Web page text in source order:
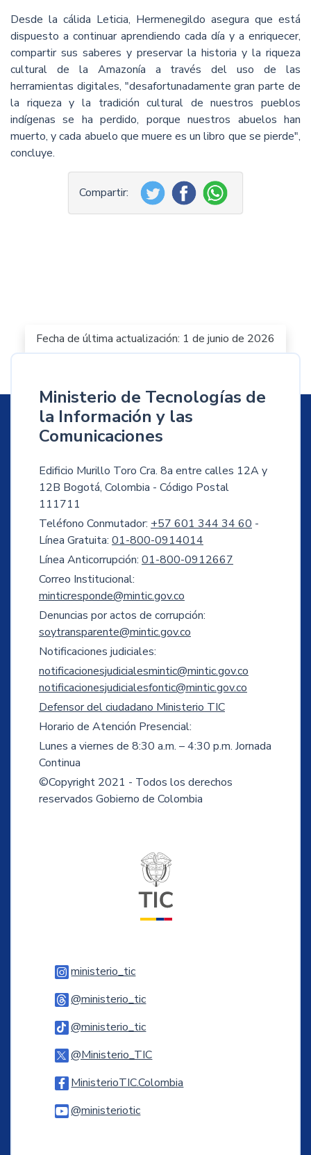
Desde la cálida Leticia, Hermenegildo asegura que está
dispuesto a continuar aprendiendo cada día y a enriquecer,
compartir sus saberes y preservar la historia y la riqueza
cultural de la Amazonía a través del uso de las
herramientas digitales, "desafortunadamente gran parte de
la riqueza y la tradición cultural de nuestros pueblos
indígenas se ha perdido, porque nuestros abuelos han
muerto, y cada abuelo que muere es un libro que se pierde",
concluye.
Fecha de última actualización: 1 de junio de 2026
Ministerio de Tecnologías de
la Información y las
Comunicaciones
Edificio Murillo Toro Cra. 8a entre calles 12A y
12B Bogotá, Colombia - Código Postal
111711
Teléfono Conmutador: +57 601 344 34 60 -
Línea Gratuita: 01-800-0914014
Línea Anticorrupción: 01-800-0912667
Correo Institucional:
minticresponde@mintic.gov.co
Denuncias por actos de corrupción:
soytransparente@mintic.gov.co
Notificaciones judiciales:
notificacionesjudicialesmintic@mintic.gov.co
notificacionesjudicialesfontic@mintic.gov.co
Defensor del ciudadano Ministerio TIC
Horario de Atención Presencial:
Lunes a viernes de 8:30 a.m. – 4:30 p.m. Jornada
Continua
©Copyright 2021 - Todos los derechos
reservados Gobierno de Colombia
ministerio_ticLogo Instagram
@ministerio_ticLogo Threads
@ministerio_ticLogo Tiktok
@Ministerio_TICLogo Twitter
MinisterioTIC.Colombia
@ministerioticLogo Youtube